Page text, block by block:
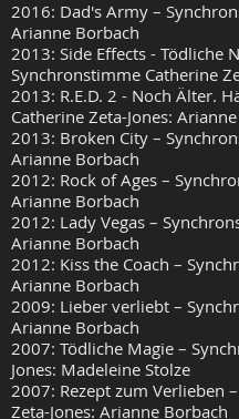
2016: Dad's Army –
Arianne Borbach
2013: Side Effects - Tödliche
Synchronstimme Catherine
2013: R.E.D. 2 - Noch Älter.
Catherine Zeta-Jones:
2013: Broken City –
Arianne Borbach
2012: Rock of Ages –
Arianne Borbach
2012: Lady Vegas –
Arianne Borbach
2012: Kiss the Coach –
Arianne Borbach
2009: Lieber verliebt –
Arianne Borbach
2007: Tödliche Magie –
Jones: Madeleine Stolze
2007: Rezept zum Verlieben
Zeta-Jones: Arianne Borbach